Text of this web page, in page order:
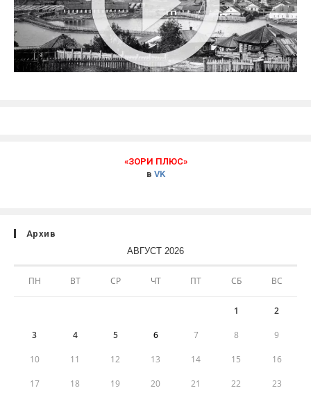
«ЗОРИ ПЛЮС»
в VK
Архив
АВГУСТ 2026
ПН ВТ СР ЧТ ПТ СБ ВС
1 2
3 4 5 6 7 8 9
10 11 12 13 14 15 16
17 18 19 20 21 22 23